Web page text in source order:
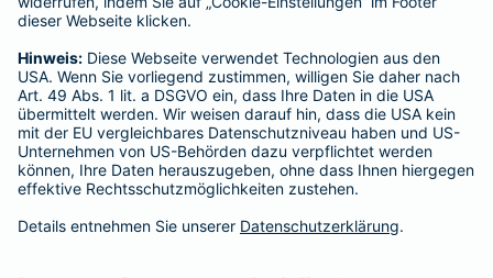
frisst er leider eine mit Rasierklingen gespickte Wurst. Die
Notfalls nimmt der Tierarzt den 4-fachen GOT-Satz und Balus
Besitzer muss eine vierstellige Rechnung begleichen. Der
Basis-Schutz der Barmenia erstattet dieNotfallversorgung
im tierärztlichen Notdienstkomplett - ohne eine Begrenzung
der Jahreshöchstleistung für Operationen.